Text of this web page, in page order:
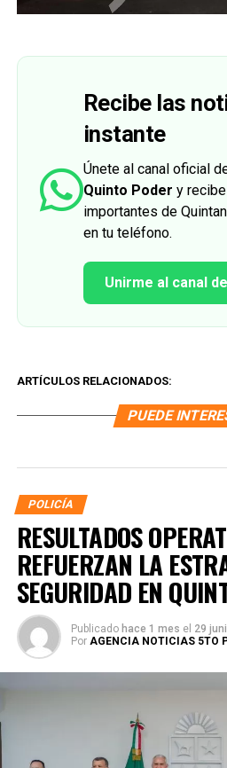
Recibe las
instante
Únete al canal oficial
Quinto Poder y
importantes de
en tu teléfono.
Unirme al canal
ARTÍCULOS RELACIONADOS:
PUEDE
POLICÍA
RESULTADOS
REFUERZAN LA
SEGURIDAD EN
Publicado hace 1 mes el 29
Por AGENCIA NOTICIAS 5TO